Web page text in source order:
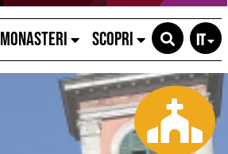
MONASTERI SCOPRI IT